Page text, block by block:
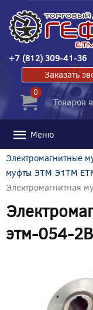
+7 (812) 309-41-36
Заказать
0
Товаров
Меню
Электромагнитные
муфты ЭТМ Э1ТМ
Электромагнитная
этм-054-2В